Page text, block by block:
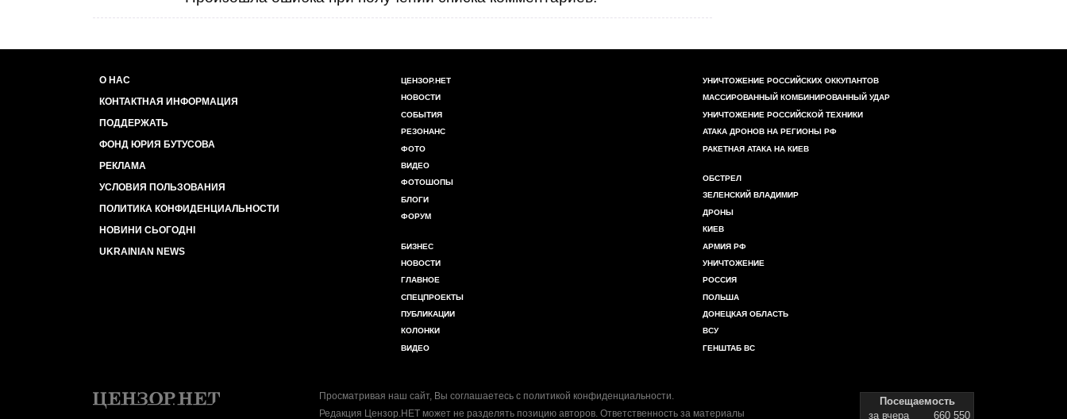
О НАС
КОНТАКТНАЯ ИНФОРМАЦИЯ
ПОДДЕРЖАТЬ
ФОНД ЮРИЯ БУТУСОВА
РЕКЛАМА
УСЛОВИЯ ПОЛЬЗОВАНИЯ
ПОЛИТИКА КОНФИДЕНЦИАЛЬНОСТИ
НОВИНИ СЬОГОДНІ
UKRAINIAN NEWS
ЦЕНЗОР.НЕТ
НОВОСТИ
СОБЫТИЯ
РЕЗОНАНС
ФОТО
ВИДЕО
ФОТОШОПЫ
БЛОГИ
ФОРУМ
БИЗНЕС
НОВОСТИ
ГЛАВНОЕ
СПЕЦПРОЕКТЫ
ПУБЛИКАЦИИ
КОЛОНКИ
ВИДЕО
УНИЧТОЖЕНИЕ РОССИЙСКИХ ОККУПАНТОВ
МАССИРОВАННЫЙ КОМБИНИРОВАННЫЙ УДАР
УНИЧТОЖЕНИЕ РОССИЙСКОЙ ТЕХНИКИ
АТАКА ДРОНОВ НА РЕГИОНЫ РФ
РАКЕТНАЯ АТАКА НА КИЕВ
ОБСТРЕЛ
ЗЕЛЕНСКИЙ ВЛАДИМИР
ДРОНЫ
КИЕВ
АРМИЯ РФ
УНИЧТОЖЕНИЕ
РОССИЯ
ПОЛЬША
ДОНЕЦКАЯ ОБЛАСТЬ
ВСУ
ГЕНШТАБ ВС
Просматривая наш сайт, Вы соглашаетесь с политикой конфиденциальности.
Редакция Цензор.НЕТ может не разделять позицию авторов. Ответственность за материалы
Посещаемость
за вчера
660 550